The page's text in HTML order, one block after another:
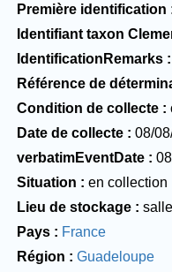
Première identification
Identifiant taxon
IdentificationRemarks
Référence de
Condition de collecte
Date de collecte
08/
verbatimEventDate
Situation
en collection
Lieu de stockage
Pays
France
Région
Guadeloupe